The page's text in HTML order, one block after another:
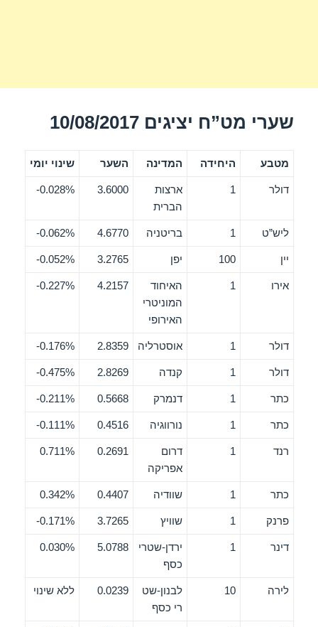
שערי מט”ח יציגים 10/08/2017
מטבע היחידה המדינה השער שינוי יומי
דולר 1
ארצות
הברית
3.6000
0.028%-
ליש”ט 1 בריטניה 4.6770
0.062%-
יין 100 יפן 3.2765
0.052%-
אירו 1
האיחוד
המוניטרי
האירופי
4.2157
0.227%-
דולר 1 אוסטרליה 2.8359
0.176%-
דולר 1 קנדה 2.8269
0.475%-
כתר 1 דנמרק 0.5668
0.211%-
כתר 1 נורווגיה 0.4516
0.111%-
רנד 1
דרום
אפריקה
0.2691
0.711%
כתר 1 שוודיה 0.4407
0.342%
פרנק 1 שוויץ 3.7265
0.171%-
דינר 1
ירדן-שטרי
כסף
5.0788
0.030%
לירה 10
לבנון-שט
רי כסף
0.0239 ללא שינוי